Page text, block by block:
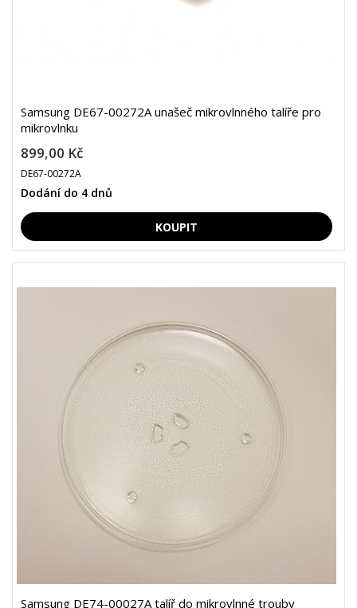
Samsung DE67-00272A unašeč mikrovlnného talíře pro
mikrovlnku
899,00 Kč
DE67-00272A
Dodání do 4 dnů
Samsung DE74-00027A talíř do mikrovlnné trouby